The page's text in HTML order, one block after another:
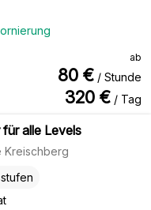
ab
80 € / Stunde
320 € / Tag
alle Levels
Kreischberg